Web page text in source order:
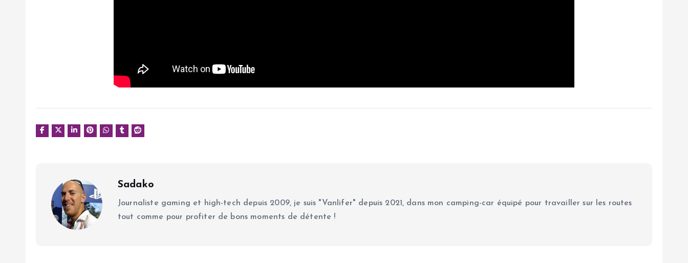
Sadako
Journaliste gaming et high-tech depuis 2009, je suis "Vanlifer" depuis 2021, dans mon camping-car équipé pour travailler sur les routes
tout comme pour profiter de bons moments de détente !